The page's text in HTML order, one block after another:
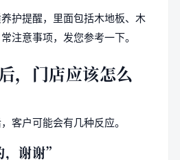
护提醒，里面包括木地板、木
注意事项，发您参考一下。
，门店应该怎么
客户可能会有几种反应。
谢谢”